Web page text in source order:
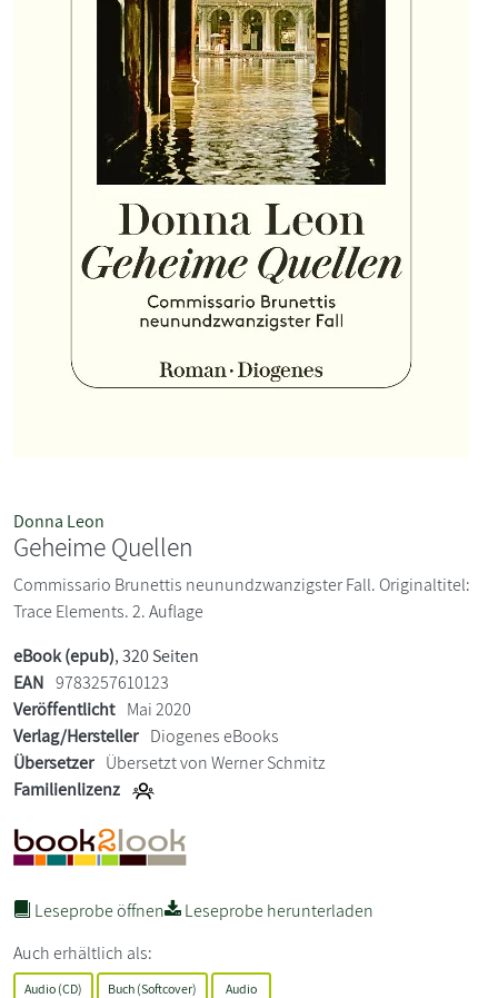
Donna Leon
Geheime Quellen
Commissario Brunettis neunundzwanzigster Fall. Originaltitel:
Trace Elements. 2. Auflage
eBook (epub), 320 Seiten
EAN 9783257610123
Veröffentlicht Mai 2020
Verlag/Hersteller Diogenes eBooks
Übersetzer Übersetzt von Werner Schmitz
Familienlizenz
Leseprobe öffnen
Leseprobe herunterladen
Auch erhältlich als:
Audio (CD)
Buch (Softcover)
Audio